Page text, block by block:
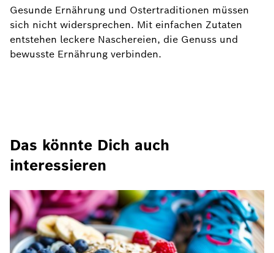
Gesunde Ernährung und Ostertraditionen müssen
sich nicht widersprechen. Mit einfachen Zutaten
entstehen leckere Naschereien, die Genuss und
bewusste Ernährung verbinden.
Das könnte Dich auch
interessieren